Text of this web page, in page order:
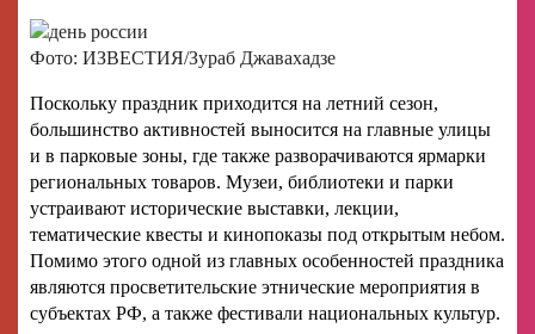
Фото: ИЗВЕСТИЯ/Зураб Джавахадзе
Поскольку праздник приходится на летний сезон,
большинство активностей выносится на главные улицы
и в парковые зоны, где также разворачиваются ярмарки
региональных товаров. Музеи, библиотеки и парки
устраивают исторические выставки, лекции,
тематические квесты и кинопоказы под открытым небом.
Помимо этого одной из главных особенностей праздника
являются просветительские этнические мероприятия в
субъектах РФ, а также фестивали национальных культур.